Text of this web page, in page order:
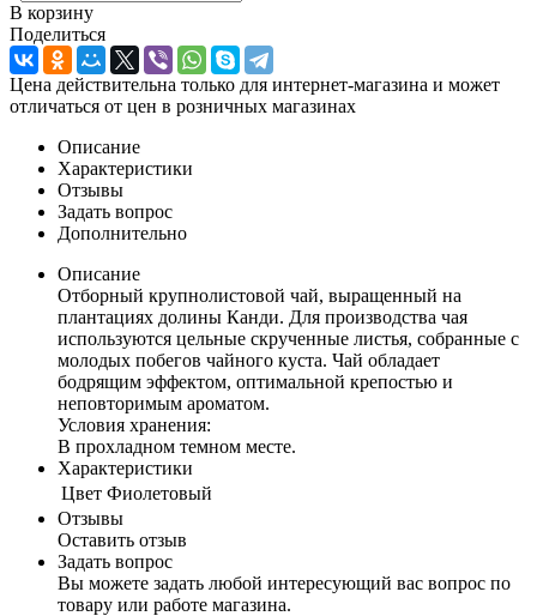
В корзину
Поделиться
Цена действительна только для интернет-магазина и может
отличаться от цен в розничных магазинах
Описание
Характеристики
Отзывы
Задать вопрос
Дополнительно
Описание
Отборный крупнолистовой чай, выращенный на
плантациях долины Канди. Для производства чая
используются цельные скрученные листья, собранные с
молодых побегов чайного куста. Чай обладает
бодрящим эффектом, оптимальной крепостью и
неповторимым ароматом.
Условия хранения:
В прохладном темном месте.
Характеристики
Цвет Фиолетовый
Отзывы
Оставить отзыв
Задать вопрос
Вы можете задать любой интересующий вас вопрос по
товару или работе магазина.